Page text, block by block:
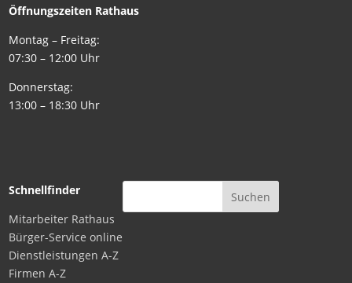
Öffnungszeiten Rathaus
Montag – Freitag:
07:30 – 12:00 Uhr
Donnerstag:
13:00 – 18:30 Uhr
Schnellfinder
Mitarbeiter Rathaus
Bürger-Service online
Dienstleistungen A-Z
Firmen A-Z